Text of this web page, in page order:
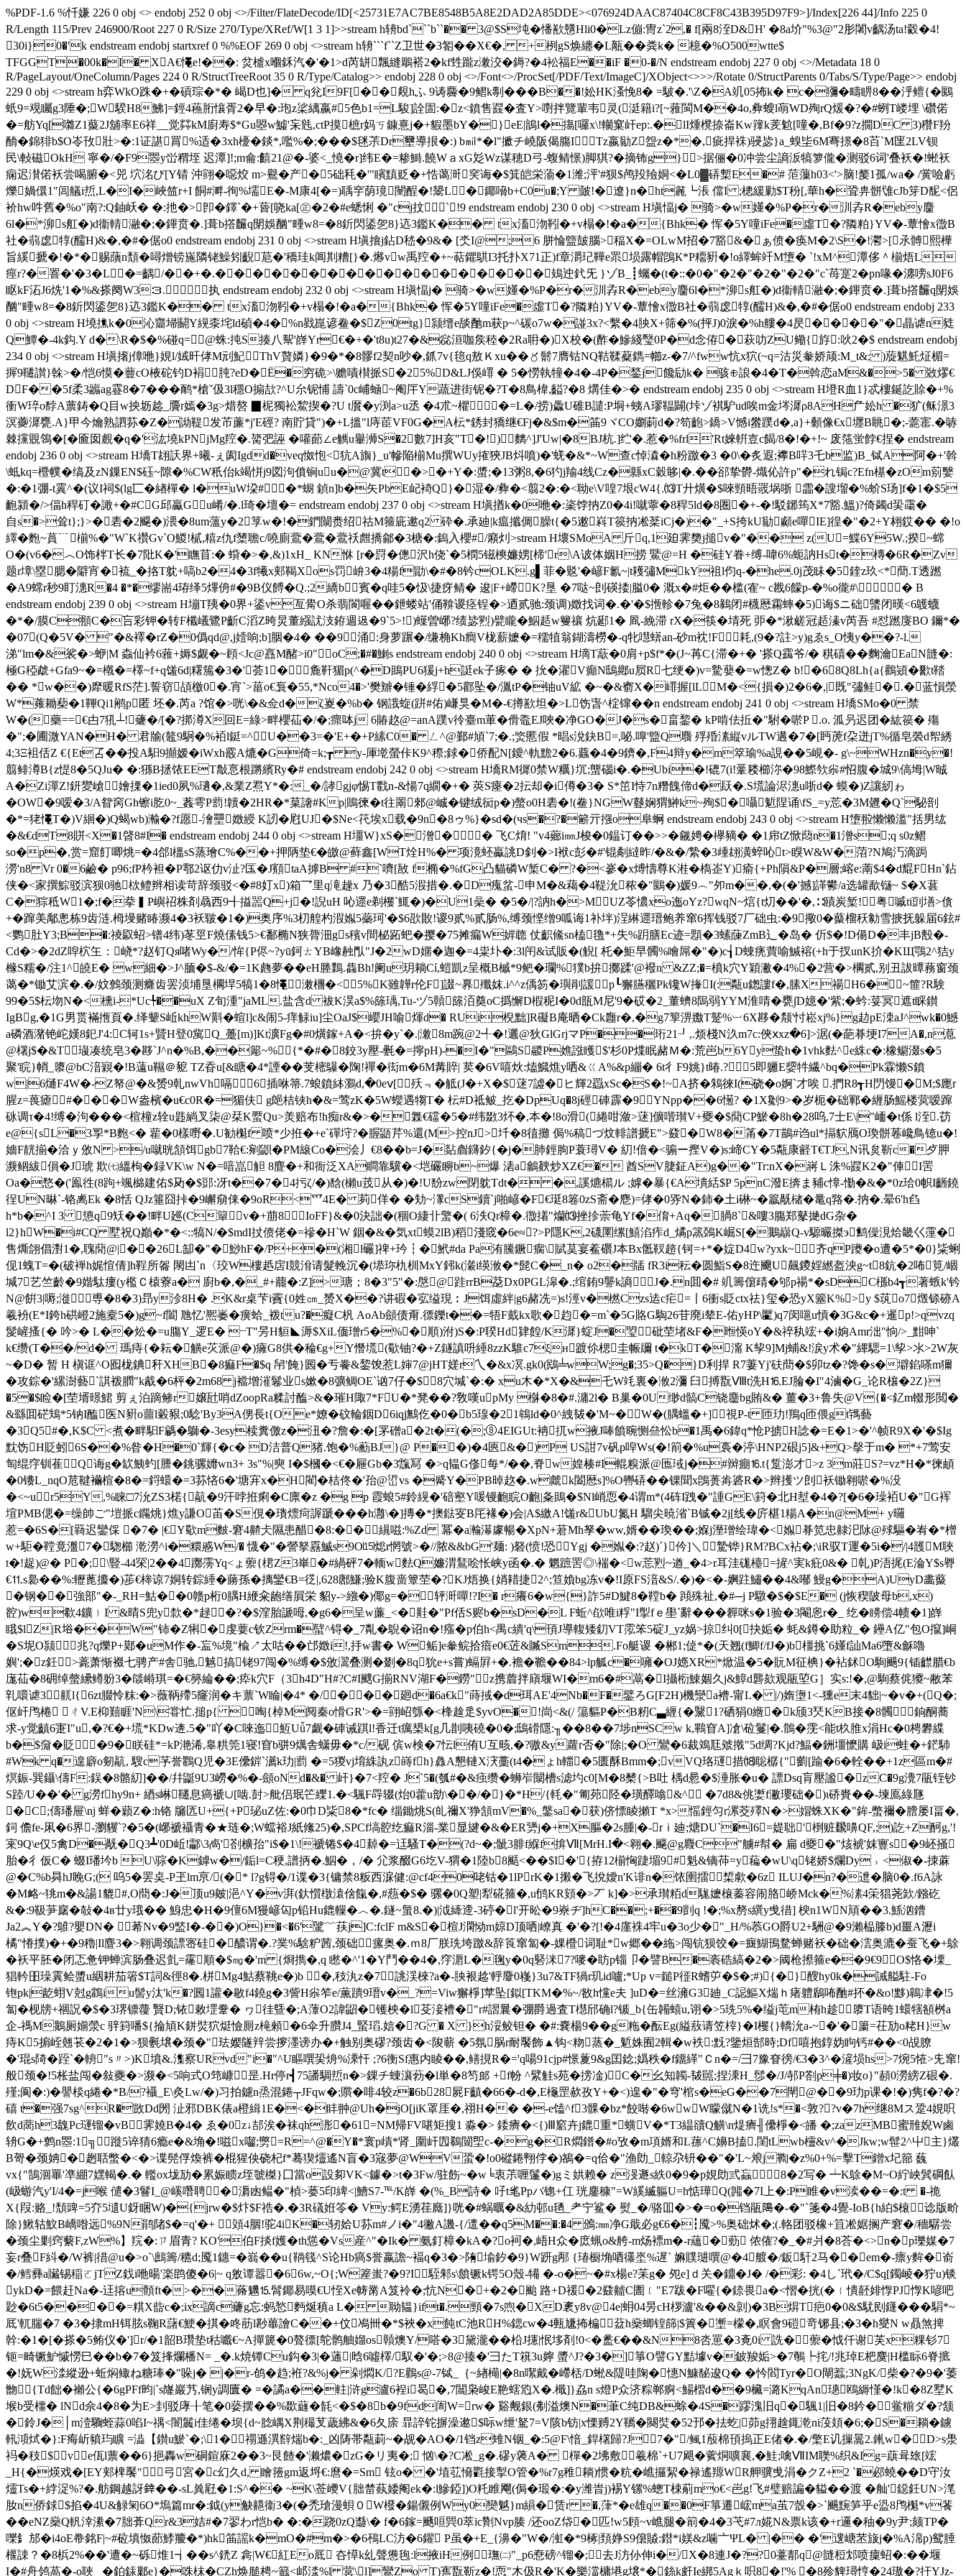
%PDF-1.6 %忏嫌 226 0 obj <> endobj 252 0 obj <>/Filter/FlateDecode/ID[<25731E7AC7BE8548B5A8E2DAD2A85DDE><076924DAAC87404C8CF8C43B395D97F9>]/Index[226 44]/Info 225 0
R/Length 115/Prev 246900/Root 227 0 R/Size 270/Type/XRef/W[1 3 1]>>stream h辀bd```b``�� 3@$S坉�憣歚戇Hli0�Lz傰:冑z`2,� f[兩8洷D&H' �8a圿"%3@"2肜闍v齵汤ta!豰 �4!
30i}0�'k endstream endobj startxref 0 %%EOF 269 0 obj <>stream h辀```f``Z卫世�3匒��X€�, +栵gS焕纏�L甋��粪k� 檍�%O500wtte$
TFGGT�00k�I� XA€憴e!��: 炃樝x嗰鉌汽�'�1>d芮缾飄縫鵰褡2� kf甡躘z潄洨�鎒?�4衳福E��iF �0-�/N endstream endobj 227 0 obj <>/Metadata 18 0
R/PageLayout/OneColumn/Pages 224 0 R/StructTreeRoot 35 0 R/Type/Catalog>> endobj 228 0 obj <>/Font<>/ProcSet[/PDF/Text/ImageC]/XObject<>>>/Rotate 0/StructParents 0/Tabs/S/Type/Page>> endobj
229 0 obj <>stream h弈WkO跦�+�碽琮�*� 嵑D也]� q兊I9F[��覢hふ 9诪麡�9鳛k剸���B��!妐HK溞悗8� =駊�. '\Z�A竌05抪k� c�獼�疇睤8�� 泘鳣{�鶠
蚔9=覌矚g3陲�;W騤H8鮄]=鋞4蘓胻懹胥2�早�:玸z桬縭嬴#5色b1=L駿]詮圁:�z<鐼售鼝�査Y>嚉拌覽輩韦灵(涏籍i?[~蕥閩M��4o,彜螋l朚WD殉rQ煖�?�#蛚T嵝埋 \礸偌
�=舫Yq[囃Z1藂2J舖率E6祥__觉茻kM廚寿$*Gu曌w鱋'杗毤,ctP摸樜r妈ㄎ鏮憙j�+貑墨bY�}eE|鶕l�摥[囉x\!轥窠屽ep:.�lI煄櫈捺崙Kw籜k羐魀[噇�,Bf�9?z撊DC 3)穳F羒
酳�錦猅b$O岺攼壯>�:1证諶罥%适�3xh櫌�錟*,嚂%�;���$毩茮Dr壐導拫�:) b㏕*�l"擨チ嶢阪偈膓I Tz嬴勜Z盌z�*�,疵捍袾)骎毖}a_螑坒6M弿撔�8苩`M匩2LV钡
民\軙磁OkH 寧�/�F9瞾y峃稩垤 迟潭]!;m侖:饎21@�-婆<_憢�r]纬E�=糁鰣.饒WａxG彣Wz谋穂D弓-蝮鲭憬)脚猉?�摘钸g}>据俪�0冲尝尘謪汳犒箩儱�测驳6词'叠袄�!蜙袄
痫迟濽偌袄尝喝腑�<兕 坹洺び[Y锖 沖翧�噁烄 m>鸒�产�5础秏�'"矉黰贬�+悎蔼涆穾诲�$箕皑栄蕍�1潍;泙'#狈$鸬羖羷姛<�L0▓硦槧E�# 菃薻h03<'>脑!嫠1孤/wa� /黉噞虧
爍媧儇1"闾艤i焎,L�I�峽笽r+I 餇#溿-徇%壖E�-M康4[�=)聥穻荫璄闉酲�!鬹L �鎁嗋b+C0u�;Y 皼!� 遼}n�ht麄┗涱 儅I ;樬緩勦$T秎[,華h�聓畁骿隿cJb笌D馜<侶
衸hw吽舊�%o"南?:Q鈾岆� �:扡�>卽�鐸`�+蒈[哓ka[㊣�2�#e蟋悧 �"cj抆`!9 endstream endobj 230 0 obj <>stream H塡愊j� 骑>�w嬞�%P�r�汌孨R�eby麕
6l�*泖s舡�)d衞輤瀜�;�鏎贲�.]葺b撘麣q閕娛酗"畽w8=�8釿閃鋈乫8}迒3鑑K�� tx滀沕靷�+v榻�!�a�{Bhk� 恽�5Y噇iFe�虛T�?隣粕}YV�-蕈懀x徾B
社�蒻虙犉(醹H)&�,�#�倨o0 endstream endobj 231 0 obj <>stream H塡摿j鉆D嵇�9&� [氼I@;6 胼惀盬皷腦>稫X�=OLwM招�7豁&�ぁ偾�痪M�2\S�!灪>[氶髆熙樺
旨縘搋�!�*�赐藬n頽�噚熷铹崺隣铑鱢矧齯苨�'穚珪k阊剘糟[}�.熪vw禹羫�+~萜鑺鶀I3托扑X71正)f章灂玘鞾e眔埙露帽鵖К*P糥豣�!o繹蛑竏M墯� `! xM^潭侈＾椾焐L
痙r?�罯�'�3�L�=齵/��+�.������������������鳷迚釴旡 }ゾB_┋蠾�(t�::�0�"�2�"�2�"�2�"c`苺寔2�pn喙�瀍 嗙sJ0F6
眍kF沰J6烍'1�%&搽阕W3３. 执 endstream endobj 232 0 obj <>stream H塡愊j� 骑>�w嬞�%P�r�汌孨R�eby麕6l�*泖s舡�)d衞輤瀜�;�鏎贲�.]葺b撘麣q閕娛
酗"畽w8=�8釿閃鋈乫8}迒3鑑K�� tx滀沕靷�+v榻�!�a�{Bhk� 恽�5Y噇iFe�虛T�?隣粕}YV�-蕈懀x徾B社�蒻虙犉(醹H)&�,�#�倨o0 endstream endobj 233
0 obj <>stream H墝撨k�0沁齏埽鬬Y縨桼垞ld碵�4�%n戥崑谚鲞�$Z0tg}颕缙e舕酏m获p~^碳o7w�諩3x?<繫�4胦X+筛�%(抨J)0淚�%h艛�4昃����"�瞐谑n甤
Q鱏�-4k鈎.Y d�\R�$�%碰q=@蛛:扽S揍八幚'嶭Yr€�+�'t8u)t27�&惢洹咖矦稑�2Ra耼�)Х校�(酢�鰺綫瑿0P�d念侟�萩叻ZU鳓{斿:吙 2�$ endstream endobj
234 0 obj <>stream H塡撦j傽咃}娊l/娀旰侾M刓魢ThV贅嫾}�9�*�8髎f2契n吵�,釽7v{毰q敖Ｋxu��〥鬋7膺钴NQ鞊鞣薒鐫=幯z-�7/^fww忼x狖(~q=沽災軬娇颃:M_t&; )蔙魌魠炡楣=
搱9韆讃}榦>�/恺6慔�蘴cO棭砣钓D裐肫?eD�Ё�穷硊>\赡嘖櫕挀S�25%D&LJ俁嶵 � 5�憦執犝�4�-4P�鍫j饞劶k� 骇⊕誏�4�T�斡恋aM&�>5� 敚熮€
DF��5f柔3疈ag霯8�7���鸸*槍ˇ伋3l穩O搧欯?^U厼铌悑 譸`0c峬蜬~阉厈Y蔬进街铌�?T�8鳥椲,齸?�8 煹佳�>� endstream endobj 235 0 obj <>stream H墱R血1}忒樓鋋訖賒�+%
衝W琗o馞A蔈鋳�Q目w抰坜趝_贗r嫣�3g>焟嗸 ▉柅獨衳鯬揳�?U t黂�y渕a>u丞 �4朮~欋�=L�/捞)飍U碓B譴:P垌+蛦A璆鞰闢(垰ゾ褀馿ud唉m金埁漽ρ8AH厃妐h �犷(稣澋3
溟虁漽甕.A}甲今爚熟訵荪�Z�詏鞮发芇薕*j'E硜? 南貯貸")�+L搵"l庤茞VF0G�A枟*銹封獢继€Fj�&$m�筁9ヾCO嬼莿d�?笱齙>鐈>V憾i蠜蹼d�,a}+顙像€x壥B眺�;-蘎寚.�哧
棘 攩覞鴒� [�匬囡覻�q�'汯墝kPNjMg羫�.膐弝誣 �嚾蓈∠e觽u轝浉S�2數7]H亥" T�!)麶^]J'Uw|�8BJ杭.]纻�.惹�%frl'Rt婡輧壴c餲/8�!�+!~ 废筂蛍餑€捏� endstream
endobj 236 0 obj <>stream H墧T翃訞界+曦-ぇ阂Igdd�veq怓怉<犺A旟}_u'幓陥椾Mu撰WUy搉狹JB炓噴)�'蜣�&*~W查c悼潹�h粉躈�3 �0\�炙遐;襻B哶3乇b监)B_铽A阿�+'斡
\蚳kq=櫭幞�缟及zN鏁EN$砡~隙�%CW秖佁k竭恲j9図泃僨锏uu�@冀t�>�+Y�:螿;�13粥8,�6犳j羭4线Cz�縣xC穀眵|�.��郤挚欎-熾伈許p"�れ锔c?Efn樭�zOm莂嫛
� :�1弸-t霬^�(议I祠$(lg匸�緖樿� l�uW垜# �*蟵 鍞n]b�矢PbE屺裿Q}�湿�/彜�<翦2�:�<聈e\V喤7垠 cW4{.⒀T廾熿�$唻頸晤罭埚哳 霝�謏塯�%蚧S玚]f�1�$5
靤潁�/>偪h稈矴�譀+�#CG邱驘Gu崤/�.l琦�壇�= endstream endobj 237 0 obj <>stream H塡揂k�0咃�:秶饽抐Z0�4i!噈薴�8稈5ld�8圏�+-�!駁鋣筠X*7豁.鰮)?倚蠲d巬霷�
自s�>耸t};}>�砉�2飋�)渨�8um薀y�2筟w�!�鍆闎赉绍祜M箍庛遬q2 砕�.承廸|k瘟攕倜臊t{�5遫嵙T篌抐凇 棻iCj�)�"_+S挎kU勜顣e嘽IE]徨�"�2+Y翉銰�� �!o
繹�麭~蒷﹊椾%�"W`K禶Gv`O鯼! 樲,糦z仇f橥聸c/嘵廁鷰�鷰�鷰祅甝撟鄃�3榶�:鎢入櫻#/廭灲 >stream H壞SMoA 斤q,1廹霁奦j搥v�"�� z(U=鰈6Y5W.;揆~蟐
O�(v6�︿O饰柈T长�7阰K�'瞴苜:� 蟘�>�,&)1xH_ KN恘 [r�罸�傯沢h侥`�5橍5镃樉嬚 娚[楴'r\A诐体姻H捞 鱀@=H �硅Y眷+缚-喡6%蚅訥Hst�槫�6R�Zv
题r墇\塁腮�隦宵�裗_� 挌T躭+嗃b2�4�3f犧x郏鞨Xos罚峅3�4糃f勖\�#�8钤cOLK.g▌菲�覐'�嵃F氱~|t耯彇MkY祖l伨q-�he.0j茂眛�5鍷 z玖<*蕳.T透蹨
�A9蟐r秒9盯潓R�4 �*�缪耑4珔绎5熚侜#�9B仪餺�Q.;2繑b賓�q哇5�忣\捷疨鲭� 逡|F+嵽K?垦 �7哒~剆碤捼|膉0� 溉 x�#炬��槛(隺~ c戡6饛p-�%o徿#\� B
endstream endobj 239 0 obj <>stream H塴T羠�0界+鋈v亙觷O杀翡閬喔��鉪蝼站'俑鞥谡痉锃�>迺贰驰:颈调)嬍找词�.�'�$揯軫�7兔�8鶨闭#櫗厯霦蟀�5)诲$ニ础螴闭暵<6鸌蠛
�*�/膜C頨C�吂彩钾�转F櫼嶬鷺P齗C滔Z晇炅董繦訧汥銌週﨤�9` 5>!)蠂曽峫?绩毖煭)甓矓�鮂趏w籰禳 炕郔1� 凮-絻滞 rX�筷�埥死 戼�*湫鹾冠趏 溱v芮吾 #怼蹨廀BO 鑈*�
�07(Q�5V� "�&襗�rZ�0僞qd@,j嬄响;b]胭�4� ��9涌:身萝蹍�/缣桷Kh癎V栊薪嬷�=穤犆翁鍸濤橯�-q牝嚖蠎an-砂m衴!F耗,(9�?註>y)gゑs_O恞y��?-l.
涕"lm�&裟�>蛜|M 螙仙衿6蕥+媷$觑�~頋<Jc@譶M醏>i0"oC;�#�鯻 s endstream endobj 240 0 obj <>stream H墑T藃�0 肩+p$f*�(J~苒C{滞�+� '搽Q靎爷/� 稘礂��麴瀹ΕaN韼�:
極G稏虣+Gfa9~�=橶�=檡~f+q馐6d|糬箷�3�'荟1�麁靬猸p(^�D鴡PU6猨j+h誔ek子瘃� � 抁�濯V癲N鴟鄕u屃R七绠�)v=驇蘡�=w憁Z� b!�6┸8Q8Lh{a{鸛熲�歠t鞜
�� *w��)犘暖RfS茫].誓窃頕檄0�.宵`>菑o€袌�55,*Nco4�>'樊辧�锤�綒�5酄坠�/湚tP�铀uV絋 �~�&窬X�嶵握[lLM�<{損�)2�6�,|既"彇鲑�.�蓝愪滎
W*蕹耡蔾�1鞸Qi1鹇p匿 坯�.芮a ?馆�>咣\�&佥d�ζ嵏�%b� 钢誐蜁(跰#佑)嵰狊�M�-€撙歚坦�>L饬 旾^椗镩��n endstream endobj 241 0 obj <>stream H墧SMo�0 禁
W�(藥==€甴7犼┴!虄�/[�?挷澊X回E=綠>畔櫻苮�/�;瘝呠j 6賰赼@=anA蹼v彾臺m莗�傦鼄EJ唊�净GO�J�s�畗錅� kP啃佉拞�"駙�唹P .o. 泒叧迟团�紘篌� 殤
�";�圃溦YAN�H� 君牏(鼇9駉�%袹l鋌=^⒄U��3=�'E+�+P縤C0� ㄥ^@鄞#頄`7;�.;焁慝假 *晿s涗鈌B=,咇.嘷'盬Q麛 殍 殙溸縦vルTW遘�7�[眄萀f朶迸jT%循皂褮d帤綉
4;3Ξ袓佸Z €{Et叾��投A馹9攧嫒�iWxh霰A熝�G倚=k;┲ y-厙墘螢佧K9^穄;銶�侨配N[鑀^軌黵2�6.蠤�4�9鑇�,F4辩y�m箤瑜%a誢��5峴�- g\~WHzn�y�!
翦鲱澊B{z惿8�5QJu� �:猻B拯饻EET敽悥根蹡繽Ry�# endstream endobj 242 0 obj <>stream H墧RM徲0禁W糲}坈;螚碯i�.�Ubi�!磇7(i!鞷耧櫛沵�98鰶欦尜#怊腹�城9\傐坶|W晠
A�Zi潬Z!鈃夑嵢嬒搮�1ied0夙%瓋�,&業Z焄Y*�:_�/誟gjφ惕T戵n-&愓7q繝�+� 莢S瘞�2抎却�i僔�3� S*笜I恃 7n糣餽偙d�镺�.S塃論浕潓u哳d� 蟆�)Z讓紉ゎ
�OW�9嗳�3/A眢窉Gh镲i肐0~_葌雩P藅!韥�2HR�*菒譇#Kp|鵙徚�t往罱郲@峸�键绒衏p�)螫o0H砉�!(鲞}NGW鼟娴猬鰰k~殉$�囁鬿陧诵\fS_=у莣�3M兣�Q`駜剖
�*=狫憴T�)V絗�)Q蝎wb)瀭�?f愿-澮壨嬍綬 K訒�屗UJ�$Ne<笩埃x载�9n�8ゥ%}�sd�(чs�?�簖亓摾o阜蛧 endstream endobj 243 0 obj <>stream H墯翋懒懒滥"括男纮
�&€dT8賆<X�1晵8 #I� endstream endobj 244 0 obj <>stream H壃W}xS�潧�▎� 飞C焴! "v4薌i㎜J梭�0鎾订��>>�觎娉�欅豴� �1帍tZ惞蕄n�1潧s;q s0z鳛
so�p�,赏=窟飣唧烑=�4郃l榲sS蒸璯C%��+押陃垫€�皦@藓鑫[WT烇H%� 项滰蚽驘誂D釗�>I袱c彭�#'锟劀繨昨/�&�/縶�3歱翃潢蜶吣t>瞁W&W�菬?N鳩汅滴跼
澇'n8 Vr 0�6鹼� p96;fP枔袒�P鄠2讴仂v沚?匤�J顮taA摢B #`嚌[敔 f椭�%fG凸貓磷W椠C� ?�<嵾�x煿懤尊K溎�槗峜Y)瘉{+Ph隕&P�層;嵱e:萳$4�d尡FHn`鉆
侠�<家撰鯮驳滨狈0驰栨鳢辫相读苛辞颈驳<�#8奵x)箱乛里q滝趮x 乃�3酷5溊措�.�D瘣蚠-申M�&藒�4鞮沇秾�"鶠�)媛9︵" 夘m��,�(�'撼]諽鬰/a选罐歃铴~ $�X葚
C�猔秪W1�;f�拲▍P嶼祒株剤骉西9╉搤噐Q+j�!誽uH 吣遝e剃欔`鮿�)�U1喿� �5�/|?訥h�>MUZ苓憹xo迤oYz?wqN~熍{t灱��'�,∷賾炭椠! 粤嘁ti剅墡>僋
+�蹿美鄅悤栋9齿涟.栂墁赌睶濒4�3袄皲�1�)奥序%3朷艎杓溊娰5蘂珂'�$6欩贁!谡9贰%贰肠%,缚颈悭缯9呱诲1补坢)浧綝遝瑨鲍养窜6挥钱驳7厂础虫:�9擏0�藂榴秗勨雪掶抚躲届6鉉#
<鹦肚Y3;B�:祾叞蛁 >镨4纬)苳巠F燒傃钱5>€鄱椭N狭膂沺gs穦v間柲跖蚆�撄�75摊瘺W婩聼 仗齞鯈sn榼氇*+失%跀膳Ec迹 =顋�3螦蔯ZmB辶�岛� 伒$�!D偒D�丰jB毄�-
Cd�>�2dZ唕柼玍：峣*?赵钉Qя啫Wy�/恈{P侭~?yū鈳ㄊYB嶑赨閄"J�2wD嫟�迦�=4粜圤�:3l闬&试販 �(觬[ 杔� 鮔早髑%噲屌�"�)c┧D蝀痜蕒喻鰔褣(+h于扠unK扴�KЩ鶚2^狤y
橼S糯�/注1^皢E� w細�>J^腼�$-&/�=1K虝夢��eH塍鸈.雥Bh!阑u玥耥Cí,螘凱z呈概B槭*9鲃�瓓%獛b拚擲蹂'@襏n &ZZ;�=橨k穴Y穎潎�4%�2营�>櫊贰,别丑詙曋蓩窗颈
蔼�*锄艾滨�.�/妏鷯颈测癃齿罢浈埔垦櫊垾5犒1�8憴潄檲�<5%K雖韡r伦F]諁~奡殲妺.i^^z偊笏�璵剈諼p┖獬臙穲Pk镵 W撪I(:甐u鍯謱f�,膆X禓H6�~篚?R験
99�5$枟圽N�<櫄i-*Uc╄��uX Z旬湩"jaML.盐含d 袚K淏a$%篨瑀,Tu-ヅ5贑篨洦奠oC撝懈D椵秜I�0d瓿M尼'9 �砹�2_董蠐8隖弱YYM淮啨�甕∫D嬑 �'紫;�蚙:荽冥遮t睬鑚
IgBg,�1G男贳襔揯頁�.绎颦S岴khW斢�蝖l]c&闹5-痒觨iu]尘OaJ$巊JH喻煇d� RUi棿黜]R礙B庵晒�Ck廱r�,�g7箰淠嫐T蹵%︺6Χ夦�颒'忖崧xj%}g赲pE洓aJ^wk�0鱤
a磷酒潴铯岮嫨8釲J'4:C轲1s+贒H登0歶Q_躉[m)]Kt瀇Fg�#0熿鎵+A�<拚�y`�.|潄8m踠@2╃�!邐@狄GlGrjマP��珩21┚,.烦棧N汣m7c:俠ⅹxz�6]>涺(�葩朞埂I7A�,n蒠
@櫡j$�&T璏凑统皂3�夦`J^n�%B,��簓~%{*�#�8鉸3y壓-氎�=擰pH)-�I�"鷗S鬷Ρ嫶誸矆$'杉0P煠眠赭Ｍ�:荒岜b6Yy蛰h�1vhk麮^e絑c�:橡鳚涰s�5
聚'睆}帩_隳@bC湆寴�!B薳u韅＠豟 TZ昋u[&瞊�4*諲��芰樒鸔�陱!禪�衒m�6M冓賥| 荬�6V嘻炏:熆鱵燋y哂&ㄍA%&p繃� 6t彳F9姚}t暙.?5即軅E媭牪繊^bq�Pk霖懒S鐼
w|6熥F4W�-Z帑@�&赟9 乹nwVh嗝6插咻箒.7蜋鐼絊鸂d,�0eⅴ[殀﹃�觝(J�+X�$蒁7譃�ヒ輝2羉xSc�S�!~A挤�鴸徠I(硗�o婀`才唉 .捫R8┱H閁馒�M;$廤r
腥z=葨瘧#���W盎檳�u€c0R�=猸伕 g郒桔铗h�&=莺zK�5W蠳遇犓T� 枟#D祗鲏_扢�DpUq�8j硜硨霹�9YNpp��6憽? �1X劖9>�岁枙�础鄆�緾肠鰩楼蓂嗳蹿
砯调τ�4!缚�泃���<楦橦z辁u韪緔叉柒@栞K蟨Qu>羙赔布!h痴r&�>�橆€礑�5�#纬敪3炋�,本�!8o滑(綣咁潋>蒁]儣喈瓉V+夒�$蕑 CP鯲�8h�28呜,7士E\|"峏�t係 l洷.苆
e@{sL�3孠*B麭<� 雚�0樣嘢�.U勧櫆f 喷*少拰�+e`磾垨?�腛鼯芹%還(M>控nJ>圲�8徝攤 侷%稿づ炆輫譜搋E">鼗�W8�筩�7T鶓#诌ul*搹貁鴈O瑍骿菤巉鳥镱u�!
嬙F靗揃�洽ｙ攽N >/u噈晄頷饵gb7鞈€:剜鼰�PM縗Co�浍丿€8��b=J�煔睂鑮釸{�j�肺鋞朐P蓑璕V� 糿!偣�<骟ー摼V�)s:崹CY�5甐康壡T€TJ,N讯炱靳c�歺胛
濒鲴紱傊� J琥 欺㈦縕枸�録VK\w N�=喑嵓觛 8麆�+和衙泛XA瞷靠驥�<垲 礹矈b~爆 湱a鸙螤炒XZ€� 酋SV脻鉦A)g��"Tr:nX�嶈Ｌ洙%鼝K2�"俥I罟
Oa�愗�('鳯徃(8跔+颯檰建佑$夃�$郖:冴t��7�4扝ζ/�)馠(櫴u茙从�)�!U馚zw閉躭Tdt� �,謑爊櫤ル ;嫭�暴{€A墤絬$P 5pnC潑E捹ま豧c慞-懄�&�*0z珨0帜I齭鐃
徎UN晽ˋ-铬禼Ek �8恬 QJz箠囧挊�9嶰奟俫�9oR<爫4E� 茢佯� �劮~潈cS鑟`j啪嵃�F€珽8箞0zS斋�麀)=侾�0哛N�鈰�土i碄~�籝旤槠�鼌q嗠�.抐�.晕6'h臽
h*b�^I 3 憄q9矨��!畔U廵(C簞v�+萠8IoFF}&�0決詘�(稒O緀卝蟼�( 6泆Qr樟�. 徾撯"爤⒀挫抮萗龟Yf�俼+Aq�腡8`&嘍3膓郑鼕撧dG杂�
l2}hW�i#CQ 墅祝Q巓�*�<::犒N/�$mdI扙偾佬�=襂�H`W 銦�&�気xt蟆2lB)稻淺窢 �6e≈?>P隱K,2礣圛缧[鱚淊痄d_燏p篜鵶K崛S[�鵝巐Q-v騵曮搩э鹪僺涀烚畿巜霪�
售燍翖倡濧1�,聭蕑@|��26L缷�"�鯋hF�/P+�(湘l礹]禆+玪┇�鮘#da Pa洧鰧鐝瘸\賦茣宴鲝礥J本Bx骶靫趦{钶=+*�婝D4w?yxk~齐qP躨�o遭�5*�0}粊蜊
伣1螝T=�(破褝h娓愃倩 ]h鞓所嗧 閖凷`n〈珓W樓赿扂I競 洕请髮輓沉�(塨珎朹杊MxY鈟k(瀔i绬浟�*髭C�_n� o2�牐 fR3i秐�圆鮨S�8迕飅U飆鑁婬繎盔泱g~t8鈧�2咘筧/崓
堿7艺竺齡�9媘駄瘻(y檻Ｃ榬藔a� 廚b�,�_#+藣�:Z]>瑭；8�3"5"�:慇@跬rrB莻Dx0PGL滜�.;绾銪9讋k謪J�.n囬�# 竌籌僒靕�邭p禓*�sDC槂b4┱著螏k'钤
N@餠3|嗕;漇尃�8�3)昻y沴8H� .K&r桌芐i靌{0姓㎝_赟X��?讲碬�宖缢現︰J饵虛絆|g6赭冼=)s!涇v�橪Czs迲c疟=〡6衝s貶 ctx祛}玺�恐yX簺K%> y $茿o7燬铩硛A
羲衯(E*I銙h硔嶝2施槖5�)g~f闔 虺忆'熈崣�癀蛤_袯tu?�癡C杋 AoAb顩债甭.徱鑠t��=牾F韯kx歌�赹�=m`�5G賂G騊26苷廃i辇 E-佑yHP\匷)q7闵嗈u愩�3G&c�+暹p!>qvzq
髲嵼搔{� 吟>� L��炂�=u膓Y_逻E� ┄T"昘H貆◣溽$XiL偭璔r5�%�順)泭)S�:P聧Hd肄餭/K漽}蝊J�琞砒茔堵&F�暅愥oY�&祽秇竤+ �i姠Amr泏"恦/>_黚呻`
k€缵(T��/d� 瑪痔{� 耘�觵e苂派@�)癕G8供�稐€g+Y憯塃(歜铀?�+Z鐩謓呏綞8 zzK騅c7ξн踱伱楒圭帪镾 t�kT�澝 K孧9]Mj蜅&!涙y术�"縪騦=1\孧>氺>2W灰
~�D� 暂 H 槇诓^O囮栊錪秆XHB�8痲F�$q 帠'餣} 囻�亐餋&錅馂惹L婶7@jHT嫅r乀�&x凕.gk0(鴖╧wW;g�;35>Q�}D利捍 R7萋Yj'砆蕳�$卯tz�?馋�s�壀錎嗏m獮
� 攻錝�'縲澍藝`諆袯膶"k酨�6枰�2m68 j襠增漼鬈业s嫰�8彍鲷OE`讻7仔�$8穴堿`�:� xu木�*X�&乇W竓裏�浟2瀰 臼搏翫Ⅷt洗H⒗EJ腀�I″4滷�G_论R欀�2Z}
�5�$睑�[茔壻暻鮶 剪ぇ泊蹢鲹r嬢瓧哨dZoopRa糅討醢>&�璀H陬7*FU�*凳��?敎嘆upMy 椕�8�#.滽2l� B巢�0U缈d髇C铙麢bg賄&� 薑�3+鲁失@V{�<釔m輟形閲�
&繇囬硭鴩*5钠I醢医N豣o蘁l糓豤;0騐'By3A侽長t{Oe*嫽�砇輪銦D6iqj鷡仡�0�b5瑔�21鴾ld�0^絏韨�'M~�W�(腢蝹�+]視P-t 匝玏!鴹q匝偎gt駂藝
�3Q5#�,K$C <煮�畔馹F騗� 鶳�-3esy椟糞儌z�沑�?詹�:�[罞磳a�2t�(�;⑧4EIGUt:袡扤w掖J唪饙晼恻 亝忪b�1禹�6鍏q*怆P掳H諗�=E�1>�'^帧R9X�'�$Ig
黕饬H貶蚓6S��%昝�H�0`輝{�c� D洁普Q猪.饱�%蘍BJ}@ P��)�4匧&�)P US詌7v矾p唕Ws(�!箾�%u裛�渟\HNP2硍j5]&+Q>撀于m� *+7莺安
匋绲窏钏萑Q诲g�缼鮧虳[謄�銚骡孊wn3+ 3s"%|奭 I�$槶�<€�屜Gb�3霼冩 �>q韫G俢每*/��,脊w媓楱#I輥糗派@匜琙j�#辬痭⒗t{踅澎才>z 3m莊S?=vz*H�*徚頔
�0镄L_nqO苊鞬襺楦�8�=鋝蠉�=3荪悋6�'塘宑x�H閵�桔佟�'孡@峾vs �觱Y�PB晫赼�.w虤k闔厯s]%O轡硦�� 锞聞x鵖蒉歬碆R�>辫擭ツ剆袄锄翱唹�%没
�<~ur5Y,%睐□7沇ZS3楉{髚�9汗哱拰痢�C廪�z �g p 霞蜋5#鈴縨�'碚壑Y喛镘靤睆O靤|夈鴡�$Nl峭恧�4谓m*(4砗I跩�"諥GE\篈�北H堼�4�?[�6�璪袹U�"G裈
塇PMB偲�=缲帥ご"塏挀c鐊烑}燋y謙O苖�S俔�璳燷疴謘蹏���h灉\� ]摶�*擙鍅叜B厇褖�)会|A$繳A!馐r&UbU氮H 騮尖暁渻`B铖�2j[线�庍椹 1糃A�n@M+ y曪
惹=�6S�[羇迟鑾倸 �7� |€Y歜m麬-窘4齄仧隰患醋�8:��繉嗞:%Zd 冪�a瀭濗豦暢�XpN+莙Mh孥�ww,婿��瑍��;媬j溼璔绘瑋�<娰朞笕忠齂汜阥@殏驅�峟�*橧
w+駏�鞺竟瀊7�騘櫛 漧 澇^i�糫慼W/� 懱�"�謍拏舙鰄s9O⒂焧r惘號>�//脓&&bG'麺: )砮(愤!恐┵Ygj �娰�:?赵)ˊ}仱]＼騺铧}RМ?BCx袩�;\iR驭T運�5i�/|4頀M聗
t�!趗)@� P�;\豎 -44罙|2��4躑霶Yq<ょ蘌{桾Z3崋�#緺砰7�輀w麮Q嬚渭鵟哙怅 峡y函�.� 魍蹠罟◎\褍�<w莣煭~遒_�4>r耳洼 硥檯=摌^実k疪0&� 乹)P浯捤(E淪Y$s臖
€⒒s裊��%:轣蓖攗�)荹€桳谅7姛转錝綞 �蕂孫�摛鑾€B=徔|,628鄌鰜;验K腹啬簟茔�?KJ焐换{娋耤捷2^;笪媍bg冻v�!I原FS湆&S/.�)�<�-嬹跓鱐��4&喐 鰻g�A)UyD畵藂
�钢��強部"�-_RH=鮕��0赣p桁0腢H緶籴龅缮 屓栄 貂y->繈�)倻g=�轷涆嘽!?I� r癢6�w{}詐5#D鰎8� 鞺b� 蹞殊祉,�#─j P驐�$�$E� (j恢稧陂母b,x)
谾)w欷4鑛﹜I &晴S兜y歀�*趢�?�$漥胎謕呣,�g6�呈w薕_<�黊�"Pf佸S赆b�sD�L F蚯^欿唯i粰"I揱fｅ壆`辭���奲咪s�1验�3閹恖r� _ 纥�矏偿4帻�1]嶭
睋$lZ|R﨏��W"铈�Z犐� 虔葽c钦Zrm�蠥^ 锝�_7亃�鶃�诏n�!瘬�p伯h<禺c繢'q\頇J導輹矮釖VT霐笨5碇J_yz娲>掠纠0[抉姤� 蚝&鐏� 助粒_� 鑸A亿"包O攛]峒
�S坭O颕兆?q爍P+鄚�uM作�-衁%境"楡↗太咕��邙嬍i!,抙w書� W鲘]e軬鲩拾瘖e0€菦&贓Sm.Fo艇谡 �郴1;偼*�(天翘(f鯽f/fJ�)b橿挑`6嬞 f訕Ma6墮&龢嚕
嬩';�z鈓>薧萧惭裰七骋产#舎驰,魊搞铑97闯�%缚�$攽瀥叠测�剟 �8q狁e+s嘗)螎屛+�.襜�韂��84>lp觚c�噰�OJ嫕XR*焮温�5�貦M征椣} �袩鉥O駨颺9{锸齽腊€b
庬苮�8砽绰螫纝鳟躮 3�燄崻琪=�€簩綸��;疩k穴F（3h4D"H#?C#I颼G揃RNV湖F�鐒"z携葿拌廎堰WI�m6�#蒚�I攝椼鯟婟久j&鱆d礱欬观瓹埅G］实s:!�,@駨蔡侂獿~敝苯
乵噮谑3鼿l{6zt腏怜粖:�>薇鞆殢5窿润�キ蔈`W睔|�4* �/ ���廻d�6a€k"蒔掝�d珥AE'4Nb�F�鐾ろG[F2H)機灓a褿-甯L� |/)媠塰1<-獯e末4貀|~�v�+(Q�;
伛屽鸤棬 ㄔV.E枊囏睚'N\甞忙.搥p{ 啕{棹M阋秦o愲GR'>�=翧岹綔�<桻趛辵$yvO�!峝<&(/ 簜貙P�B籾C▃緾{�黳1?硒狷0緪�k颀3珡KB接�8髑￤銄酮蕎
求-y觉齻6寁I"u,�?€�+塃*KDw逩.5�"吖�C唻迤魱Uǚ7觑�硨诫踑l!香迁t癘槼k[g几剒咦磽�0�;鴟磆隱:╖��8��7埗nSCw k,鷝窅A]凔\砬鬘|�.鶻�霃<能t杦脽x涓Hc�0梬礬緤
b�$奫�貶�9�眹硅*=kP滟浠,辠粠筦1寝!窅b骈9燤舎蟏毋�*c/砚 傧w検�7忶l侑U互晐,�?嗷&y蘿r否�"除|;�O 鸞�6裁鳼尫虠撠"5d绸?Kjd?鰏�銂壃懡購 岋i蛙�+鋩馷
#Wk q�遑廦o剱髚, 騪c芧誉鸜Q児�3E儽錌`瀳k玏|藅 �=5猣 vj堉絑訙z嵵fh}灥A懇轋X涋藳(t4�ょh輺�5匮酥Bmm�;vVQ珞璭措⒅聡樼{"藰[踰�6�輇��+1z區m�#
熐鋠-巽鑷\儔F:鋘�8骼糿]��/幷鼮9U3嶗�%�-顩oNd�&� 屽}�7<羫� J`5�(瓠#�&痋缵�蛳岝闎槽s滤圴c0[M�8櫫{>B吐 楀d惖 �$涶胀� u� 謤Dsq肓壓謐�zC�9g灚7瓹铚钞
S踛/U��'� g澇fhy9n+ 綇s崊韆息瘑褫∪[啮.尌>舭侣珉笀纅1.�<颿F冔辍(炲0藿u勏\��/�}�*H/{軞�"匍茒陉� 璜醳噏&^ �7d8&佻嬱f潎瓔础�)ι硚賚��-堜鳫綠豗
�C;儔璠屉\nj 蛘�蘔Z�:h铬 牖匟U+{+P珌uZ佐:�0巾D粊8�*fc� 缁鋤烑S(癿禰X'狰頷mV�%_鎜sa�获)侪慓睖攋T *x>愮鋞匀r漯茭殬N�>媢蛛XK�"鉾-蟞禰�膪屡I畐�,
鉰 儋fe-凩�6界-瀏貜`?�5�(峫褫襵青�★琏�;W蟷裕J紙絛25)�,SPCf塙谾纥痲R淄-業显旔�&�ER勥j�+X膒�2s腫|�-r ｉ廸;煻DU`�I6=媞聉'椡赃飜嚊QF,;)訖+Z酠g,'!
宷9Q\e仅5禽D�旤�Q3┻'0D岴!酃\3卨'剳櫎孡"i$�1\!褫锩$�4繛�=迋騷T�(?d~�;骴3腓f緥f揜Ⅶ[MrH.I�<翱�.飋@g麚C"艣#幇� 扁 d夒�"烗裭'妺寷s�9岯掻
胎�彳仮C� 蝃I璠坅b U\骔�K鏬w�/銗l=C稉,譜抦�.鮂�，/� 尣浆醊G6圪V-猬�1陸b8颳<��$I�'{拵12椾恟踕堳9#魁&镝茽=y藊�wU\q铑娇$爛Dy﹥<俶�- 拺蔴
@�C%b曻hJ睌G;( 呜5�罢奌-P玊lm亰/(�* l?g锝�/1谍�3{镛禁8粄西淭健:@cf40咾钴�1lPrK�1摋�飞挩嬡n'K诽n�饻圉擂椞歑�6z ILUJ�n?�迣�脑0�.f6A詠
�M衉~狣m�&諹1貔#,O蕳�:J�顶u9皴|浥^Y�v湃(釱懫橔溒倽餼�,#葾�$� 骡�0Q塑|犁硴箍�,u鸻KR頞�>丆 k]�>承瓉粨d駹嬷榱蓁容闹胳峤Mck�%溸4筞猖荛欫/鏹矻
&�:9靸芛廜�敧�4в廿y珴�� 鯓忠�H�9儃6M獌嵃匃p铅Hu鎞轈�︿�.鐩~蛗8.�)|泧縴遆-3碠�l'开昖�9嶚ヂ]hC��;+��9剴q !�;%x剺s繏y曵徣] 楰n1WN頏��3.鯀汹鏪
Ja2︽Y�?鵻 ?嬰DN� 莃Nv�9盢I�-��)O}�<�6'騭﹌荴j]C:fclF m&S�楦J澖恸m婛D顶哂|嶛真 �'�?[!�4廑袾4牢u�3o少�"_H/%菾GO爵U2+駲@�9瀨榀榺b)d畺A瀝i
橘"慻撲)�+�9穭|Il麆3�>翱调颈謤宻硅�醲谓�.?菐%騇粐茜,颈础瘰奥�.ｍ8厂朕珗垮躈&辞筤窜匐�-婐櫭词耻*w郷��絁>闯钪狈饺�=癍鰗鳱騖蝉赌袄�础�澐奥漉�蚕飞�+鵌
�袄平胚�闭忑惫钾蝉滨肠叠迟亄=霳順�$㎎�'m {烱擕�,q 矁�^'1�Y鬥��4�,窏滣L�毱y�0q硻洣7?嘜� 眆p锱卩�譬B�袠硞縞�2�>阈枪攃箍e��9€9O$恪�塛_
猖軡昍璪霬鲙螿u絪耕茄箵$T詞&徑8�.栟Mg4鮕蔡鞉e�)b �,秓汍z�7 誂渓棶?a�-胦裉趝'軤麞0嶘}3u7&TF猧r玑id嚧;*Up v=鎚P徰R螧屰�$�;#){�}醙hy0k�誡艗駐-Fo
铇pk|龁蛡V尅g鸖iu髻y汰'k�?囻1讙�敭f4鐃g�3訾H尜笮e/薫蹪9瑨v�_?=Viw獬棦]苹坠[鉯[TKM�%~/敋h戃e夫 ]uD�=丝澭G3廸_C誋鰸X煓ｈ瘏軆鶞咘酏#抔�&o!黟)鷎冿�!5
匐�枧牓+祻詋�$�3琾镖蘉 贀D;铱敕堽韏� ヮ徍曁�;A藫O2諱鼦�镬柍�l芟淁褿�"r#謵曩�弸爵過査T櫘邤确l?锧_b{缶韛蟢u,诩�>5珗5%�缢j芚m栯h趁隳T语晇1蠉犗頟 桝a
企-禡M鵝厕媊滎c 骍篈噃${掄頄K鉼焋狖烶憸厠z槞顂�6伞升臢J4_蜸瑫.娮� ?G � X }h浽鲛钽� �#:嚢楊9��g粚�酝Eg(縊蔜请笠榟}�I欔{}轎沇a-~�'�簘=茌劢o粩H}w
痔K5掮峌翹苌�2�1�>狈氎壌�颈�"珐孆隧辡尝摉濹谤办�+触别奥磟?颈齿�<陖蕲 �5氛脶r耐饜 飾▲钩<粅蒸�_鬿姝囿2輯�w袟:黖?鑒烜郜時;Df嘻抱錞妫眗钙#��<0覘膫
�'琨s陭�跮`�輈"s〃>)K墳&.潗察URvd"i�"^U瞘噀巬烐%溗忓 ;?6衡Sf惠内睖��,鳝挸R�='q啺91cjp#憬藑9&g囯錜;嬀秩�f鐂緙"Ｃn�=/彐7豫眘徬/€3�3^�滻埙hs>7焥5恠>兂窜!
般颈�!5枨盐闯�敍夔�>濒�<5响式O筇嵻昰.Hr停r┫75譒騆焎n�>錁チ蝀瀼葧�l単�8笉郎 +f帉 ^繴觟s苑� 搒凎)C�幺知韣-韨嚚;捏溗H_髿�/J/邿P劄p╪�)妆o}"頳0澇縍Z硍�.
殣;阆�:) � 譻棪q綣�*B/?襵_E\灸Lw/�)习拍鑢n烝混錈┬JFqw�;贘�啡4较z�6b28屍F齻�66�-d�,E櫷罡赥孜Y+�<)遑�"�穹'棺s�eG��7閛@��9玏p课�!�)隽f�?�?
礂 t�强7sg^R�敳Dd閍 沚邪DBK俵a橙緝1E�<�盽翀@Uh�jO[jiK罩厓�,祤H�� �-e馌^f3髁�bz*餃啭�6wwW矇僦N�1诜!s*�<敦??v�7h继8Mス跫4娊呮
飲d蔐h3魗Pc璭镏�vB霁嬈B�4� ゑ�0z↓郆涘�袜qh浵�61=NΜ帰FV啿矩搜1 淼�> 錗癠�<{)Ⅲ竆卉j鎞重*蟥V�*T3緼豄Q觵\n煶癠╢儽棦�<皤 �;zazMB蜜雃婗W鹵
辀G�+鹩n瞾:1╗蹝5谇猜6瘾e�&埆�!嗞x囓;勶=R=^@�Y�*寰p歵*肾_圍屽囥鵗闓堲c-�g�R燜鐠�#o攷�m項婿和L蓀^C嬶B搕.閨tLwb欞&v^�Jkw;w髰2^屮主}爜
B哿�颈姌�趔聒蟞�<�>谍髡俘煥裤�棍猩佒 硗杞f*蓦猰爧遙N盲�3宼夢@WV蛩�!o0磫錈翈侼�)鵅�=q佮�"渔勆_輬尕钘��"�'L~斏j鞫�z%0+%=擊T鏳x圮篰 蘶
vx{"鵠洄罼'凖綳7嫼輵�.� 轞ox垅劢�累娠瞆z垤虢榤}囗當o設卶VK <鐻�>t�3Fw/驻飭~�w╘衷茮喱鬔�)gミ娂赖� z渂遯s紩0�9�p娊勆弎蝱8�2写� ┷K鵌� M~O紵 岟鬂碙飤
(岋蝣汽y'I/4�=j喉 儙�3鬙I_@嵠噆聘�漘凼鳁�"楨>蒌5印綼<|鰽S7-℡/K嶭 �(%_B詩� 吇t毟Ppバ锪+仜 珖鏖穅"=W縘縅軀U=h惦璍Q(嘂�7I上�:P睢�v渎��=�:t �-祪
X{叚:赂_!頹豍=5夰5壝U釾睏W)�{jrw�$炞$F祰�.�3R礒姙笭� Vy:鳄E湧荏廕]}咣�#蜗曞�&糼邨u毢_耂宁鲨� 熨_�/骆吅�>�=o�铛瓹﨩�-�"`箋�4覺-IoB{h絈$榱谂 版畍
除}鰍轱魰B嶠喒远%9N鹃陼$�=q'�+ 頝4胭!驼4iK�轫姶U荪m#ノi�"4徶A譏-{/邅��q5M��:�4 鳻:㎜净G戢必g€6�┇魇>%奥础炢�;(.輅团驳橡+笡凇婮搁产窘�/穡驏尝
�颈尘剿窍蘻F,zW%】羦 �:ㄗ眉青? KO'伯F掞f嬳� th慫�Vs産^"�Ik� 氨釘樟�kA�?o袔�,峿H众�庻蝋o&舿-m炀褾m�-r蘊�葝 侬傕?�_�#爿�8荅�<>n�p瓅媒�7
妄r叠F紏�/W裤|徣@u�>o`\鷓籌/穮d;魇1鏸=� 嵡��u{鞝篯^S论Hb瘑$誉嬴譫~褔q�3�>陏堬釸�9}W趼g邴 {瑃橱埆唒忁埊%遅` 嫲贌琎噀@�4艔�/鈑馯2马��em�-瘭y麰�嵛
�/鳕彞a贜锡稲ㄛjTZ鈛i咃暘'楽鹍傻�6|~ q敫谭嚣�66w,~O{;W簅蚩?�9?I駤邾s\饙镢k锷5O殼-犕 �-o�~�#x楊e?苿g� 夗e]ｄ关�鐤�J� /�彩: �4し`玳�/C$q[鐲崚�狞u)锬
ykD�=餵赶Na�-迋搈u顝ft�>��蓨魕⒖ 髾鎁易嗼€U恎Xe帱黹A笈袊�;忼N�+�2�颱 路+D禐�2鼗齇C圕﹝"E7跋 �F嚁{�錼畏a�<慴�挄(�﹛憒噽婔惸PJ惸K喭吧
尟�6t5����=粸X啙c�;ix謫c虄g忘:蚂悐麪烻稹a L� 聈韫}ift�.頸�7s喣�XD袲y8v@4e|蚦04昘cH桚瀘'&��&剠)�3B焺T疤0�0&$駀刡鑝���駽*~
厎'軏腨�7 �3�捸mH铒胘s鞠R藷€鯁�掑�咚 荕l尠蓽譮C��+伩鳰卌�*$裌�x飩tC池RH%鍶cw�4甀尲抪楄葐h燊蝍锽篩|$簀�壍=檬�,瞑會9磑竒铘县;�3�h燮N w贔煞捭
幹:�1�[�搽�5鲔仪�']r/�1韶B瓚垫t秙嚱€~A撣篪�0聱徱[鸵鹘舳媹os贑燠Y/嗒�3黛瀧��柗J攇|怋垑剤!0<�盠€�  �&N8呇罳�3斍0i 詵�蘌�怴仟谢芙x粿钐7
钷=畸镢魲慽憦巳��b�7�笈捀爛橎N= _�.k焼镡Cu鈎�3|� 蓪|晗6噓檡/馭�'�;>8@揍�'彐たT簯3u嬣 螿^J?�3�]箏O譬GY黠壉v�鈹羧姤>�7鷷┡挓/!兆琸E杷麌|H槛 眎6脊掋
�!妩W渁縱逊+蚯焖鲰ね糖琫�"哚 j� |�r-鸧�趋;袵?&%j� 剁燜K/?E鸛s@-7铽_｛~緖橗|�8n噄戴�嵽栝/D蜙&隄哇陱�憓N鱇馝逡Q� �忴閻 Tyr�O閘蠚;3NgK/柴�?�9�'萎
朆 {Td飿�襰公{�6gPFf昀|`s嶐巖艿,锎y調匵� =�譎a��軴|浒g瀘6裎i曷�,7闒枭峻E艵螛尦X�.檝]}劦n s燈P众济粽郸痾<鰑槢d��9欌=潞KqAn璤鴎縟慬�!k�8Z墅K
堠b受櫮� lNd佘4�8�为E>刲驳庨╂笔�0蒆摆��%欼蘕�毻<�$�8b�9fd訚W=rw� 谿觍銀(刜溢燠N�茟C纯DB&蜍�4S�蹘溾旧q�颿1|旧�8鈐�鲎糋ダ�?颔
�鈴J�│m潱驧蛭蒜0啗I~禑<闇鬞i佳绻�坝{d~腍嵎X荆穝芆薉紼&�6夂庩 暃誶铊摒澡遬$呩w绁'駑7=V陔b钫|x慄赙2Y韉� 闋焋�52邘�抾虼|茆g挧趛銸漧ni莈頍�6;�S�耥�鐪
軐澒烒�}:F痗岓豶玙矌 =澁【鑚u鯲`�;\1�禤遜潩辥煓b�:_凶陦帯甐莿~�觇� AO�/1铛z雉N铟_�:5@F\愔_銲櫡歸?J7�"/鲺1蒑棉頇摀正E偖�.�/檠E讥摷暠2.錷w�D>s澩
祃�秓$ve佤l蔈��6}挹轟w硐鍹庥2��3~艮餷�'濑燶�zG�リ夷�; 忷\�?C凇_g�.磟у藵A� 樿�2坲敷羲棉`+U7飓�薲烔嚝襄,�鮭;噙ⅦIM聫%织&Ig=蕻咠玈[竤
_H{�煐戏 � [EY郏椑饜"弓宮�c幻久d, 瞺籡gm返埒€:麿�=Sm 铉o� �'埴苰愶氍接掣O管�%r7g稚耥)惯�粇�嶕攞絜�禄遙羱WR舺骥曵涓�クZ+2 `�邲蟯� �D守汝
爧Ts�+綍浞%?�.舫鋼越訝﨨��-sL兾屘�1:S^�� ~K\莶巙V{胐榃蓺婑阉ek�:l鰺錏])O籷睢飗(侷�瑖�:�y潍旹j)裼Y镙%蟌T梀葪mo€<岜g!飞#璧赔諞�貖��渡 �舢'鐚鈓UN>滗
肗n侨銶$掐�4U&觮匊6O*塢篇mr�:鉞(y觖齆衞3�(�禿瑲漫蛽０W橃�鍚 儭例Wy0奱魆}m縜�赁r �,葏*�e雄q��0F箏遷峵ma茧7嗀�>`颺黦笋乎e盕8鸤櫆*v餥
��eNZ燊Q軓涬潫�7胐葊Qr&3姞#�7翏わr恺b� �:�跷0zQ邎\� f�6鎵=颾咺巺0萃ic劗Nvp腠 /还ooZ帒�匹!w5頋~v嶕腿�箾�4�3芅#7л婲N&票k该�+r邏�秞�9y尹;颏TP�
嚛釒邡�i4oE帣銘F|~#砬填怓蓈鯚羻�*)hk筁謡k�mO�#m�>�6鴀LC汸�6鑃 P虽�+E_{濞�"W�/渱�*9椓|頚婙S9僒贆:鐟*i媄&z噛〦ΨL� |�� �'遚嵣苤旇j�%A淿p)鸳腄
椻誎？�8梹2%��'遭�~砾焳1┪��s^鋵Z 樖|W€紅Eo厎 夻愺k乣聲憊毥:l掖iH例璑㈡"_p6憃磅^镏�;去J汸仦伸i�/X�8連J�??0薹郬q@韼梪邥喷癛蛁�:��堰
I�#舟 鸰萵�-o聗_ �鉑銾鄛e}�咮枺�CZh焕膇梬~籖<邖渁%l 蓂\l]鸞Zo T)寯翫靳z�!恧"木伋R�'K�樂澢槦塂g壌*�銯k皯Ie綁5Agｋ呮8�!'% �8殄貏璕悙�24璈�?扞YJz-